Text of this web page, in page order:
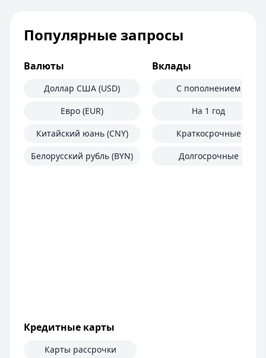
Популярные запросы
Валюты
Доллар США (USD)
Евро (EUR)
Китайский юань (CNY)
Белорусский рубль (BYN)
Вклады
С пополнением
На 1 год
Краткосрочные
Долгосрочные
Кредитные карты
Карты рассрочки